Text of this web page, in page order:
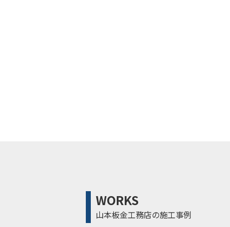
WORKS
山本板金工務店の施工事例